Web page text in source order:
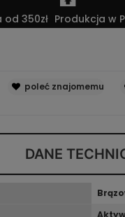
350zł Produkcja w
poleć znajomemu
DANE